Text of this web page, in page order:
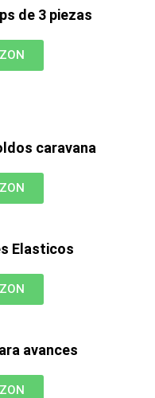
de 3 piezas
caravana
Elasticos
avances